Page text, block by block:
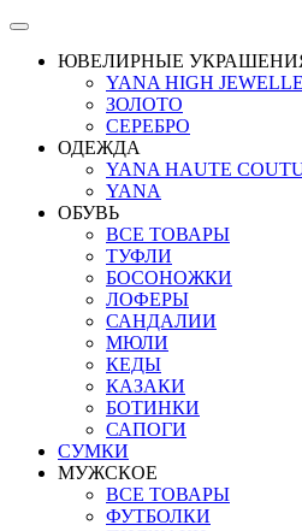
ЮВЕЛИРНЫЕ
YANA HIGH
ЗОЛОТО
СЕРЕБРО
ОДЕЖДА
YANA HAUTE
YANA
ОБУВЬ
ВСЕ ТОВАРЫ
ТУФЛИ
БОСОНОЖКИ
ЛОФЕРЫ
САНДАЛИИ
МЮЛИ
КЕДЫ
КАЗАКИ
БОТИНКИ
САПОГИ
СУМКИ
МУЖСКОЕ
ВСЕ ТОВАРЫ
ФУТБОЛКИ